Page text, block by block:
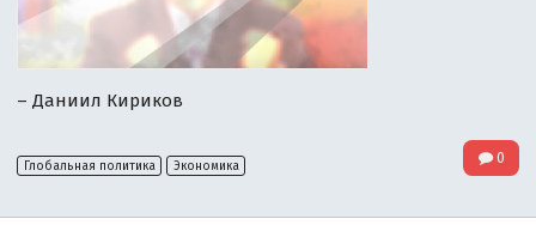
– Даниил Кириков
Глобальная политика Экономика 0